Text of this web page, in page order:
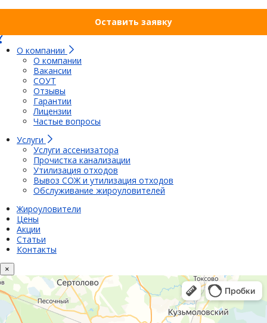
Оставить заявку
О компании
О компании
Вакансии
СОУТ
Отзывы
Гарантии
Лицензии
Частые вопросы
Услуги
Услуги ассенизатора
Прочистка канализации
Утилизация отходов
Вывоз СОЖ и утилизация отходов
Обслуживание жироуловителей
Жироуловители
Цены
Акции
Статьи
Контакты
×